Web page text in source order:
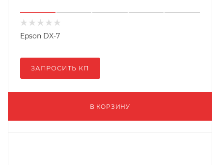
Epson DX-7
ЗАПРОСИТЬ КП
В КОРЗИНУ